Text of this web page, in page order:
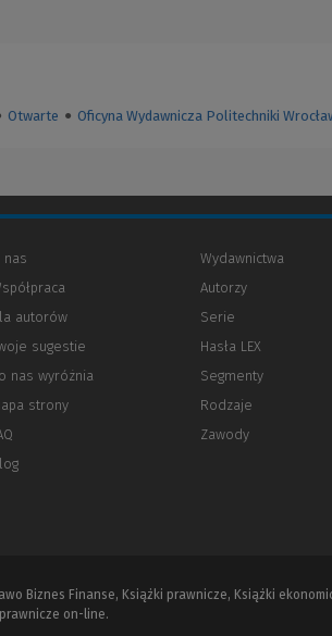
Otwarte ● Oficyna Wydawnicza Politechniki
nas
autorów
innej
strony)
sugestie
nas wyróżnia
strony
Wydawnictwa
Autorzy
Serie
Hasła LEX
Segmenty
Rodzaje
Zawody
Biznes Finanse, Książki prawnicze, Książki
on-line.